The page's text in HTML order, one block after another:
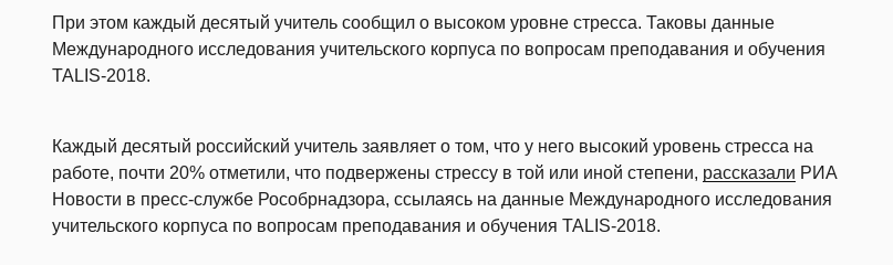
При этом каждый десятый учитель сообщил о высоком уровне стресса. Таковы данные
Международного исследования учительского корпуса по вопросам преподавания и обучения
TALIS-2018.
Каждый десятый российский учитель заявляет о том, что у него высокий уровень стресса на
работе, почти 20% отметили, что подвержены стрессу в той или иной степени, рассказали РИА
Новости в пресс-службе Рособрнадзора, ссылаясь на данные Международного исследования
учительского корпуса по вопросам преподавания и обучения TALIS-2018.